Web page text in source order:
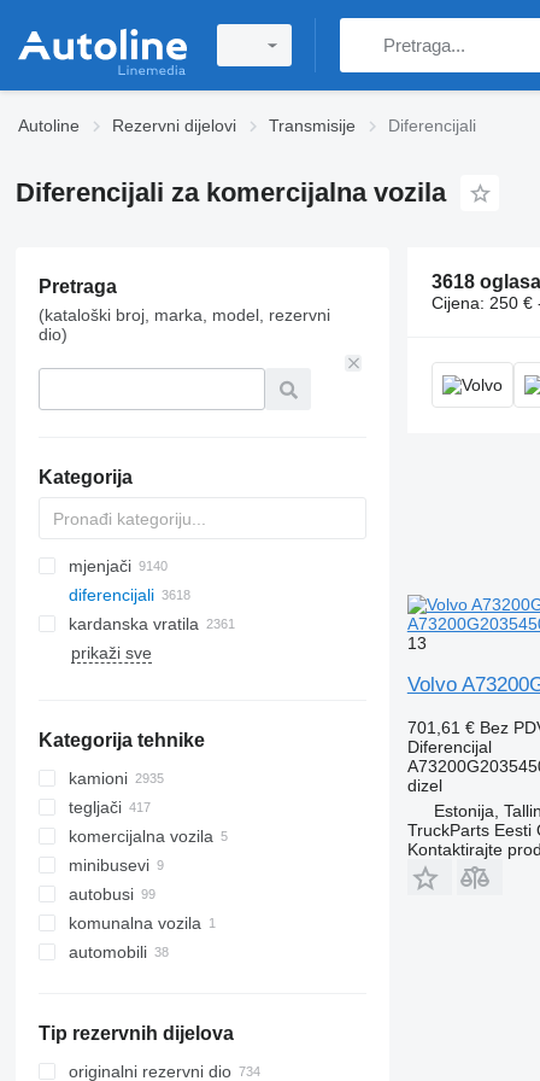
Autoline Rezervni dijelovi Transmisije Diferencijali
Diferencijali za komercijalna vozila
Pretraga
(kataloški broj, marka, model, rezervni
dio)
Kategorija
mjenjači
diferencijali
kardanska vratila
prikaži sve
Kategorija tehnike
kamioni
tegljači
komercijalna vozila
minibusevi
autobusi
komunalna vozila
mašine za čišćenje puteva
automobili
Tip rezervnih dijelova
originalni rezervni dio
3618
Cijena: 250 €
13
Volvo
701,61 € Bez
Diferencijal
dizel
Estonija,
TruckParts Eesti
Kontaktirajte